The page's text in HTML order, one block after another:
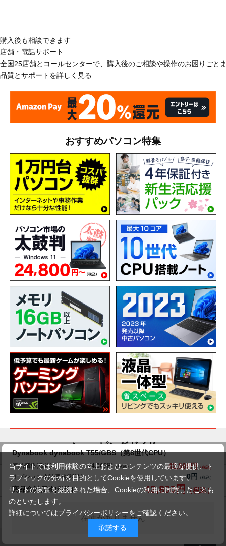
Dynabook dynabook T55/GBS（第8世代CPU）
商品価格(税込) 42,800円
44,800円
オプション小計価格(税込)
0円
商品合計価格(税込)
42,800円
在庫がありません
購入後も相談できます
店舗・電話サポート
全国25店舗とコールセンターで、購入後のご相談や操作のお困りごと
品質とサポートを詳しく見る
おすすめパソコン特集
ショッピングガイド
送料について 交換・返品について
お届けについて 商品・保証について
当サイトでは利用体験の向上およびコンテンツの最適な提供、ト
ラフィックの分析を目的としてCookieを使用しています。
サイトの閲覧を継続された場合、Cookieの利用に同意したことも
のといたします。
詳細についてはプライバシーポリシーをご確認ください。
承諾する